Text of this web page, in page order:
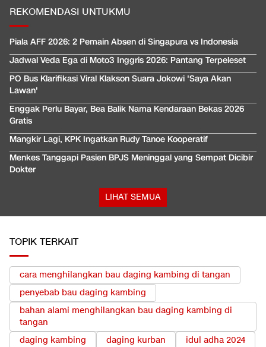
REKOMENDASI UNTUKMU
Piala AFF 2026: 2 Pemain Absen di Singapura vs Indonesia
Jadwal Veda Ega di Moto3 Inggris 2026: Pantang Terpeleset
PO Bus Klarifikasi Viral Klakson Suara Jokowi 'Saya Akan
Lawan'
Enggak Perlu Bayar, Bea Balik Nama Kendaraan Bekas 2026
Gratis
Mangkir Lagi, KPK Ingatkan Rudy Tanoe Kooperatif
Menkes Tanggapi Pasien BPJS Meninggal yang Sempat Dicibir
Dokter
LIHAT SEMUA
TOPIK TERKAIT
cara menghilangkan bau daging kambing di tangan
penyebab bau daging kambing
bahan alami menghilangkan bau daging kambing di
tangan
daging kambing
daging kurban idul adha 2024